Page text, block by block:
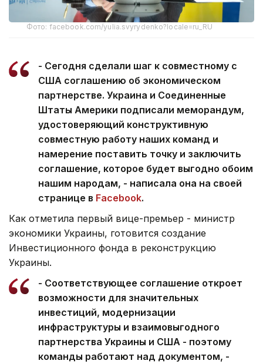
Фото: facebook.com/yulia.svyrydenko?locale=ru_RU
- Сегодня сделали шаг к совместному с
США соглашению об экономическом
партнерстве. Украина и Соединенные
Штаты Америки подписали меморандум,
удостоверяющий конструктивную
совместную работу наших команд и
намерение поставить точку и заключить
соглашение, которое будет выгодно обоим
нашим народам, - написала она на своей
странице в Facebook.
Как отметила первый вице-премьер - министр
экономики Украины, готовится создание
Инвестиционного фонда в реконструкцию
Украины.
- Соответствующее соглашение откроет
возможности для значительных
инвестиций, модернизации
инфраструктуры и взаимовыгодного
партнерства Украины и США - поэтому
команды работают над документом, -